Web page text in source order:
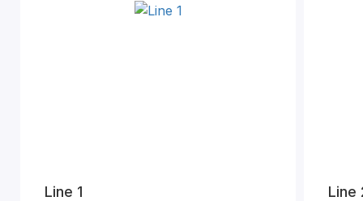
Line 1 Line